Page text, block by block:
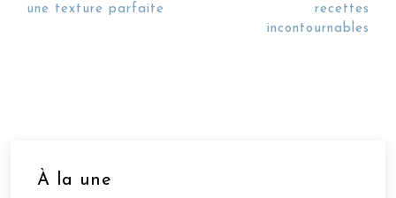
une texture parfaite
recettes
incontournables
À la une